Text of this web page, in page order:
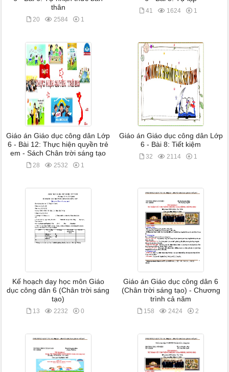
thân
20 2584 1
41 1624 1
Giáo án Giáo dục công dân Lớp
6 - Bài 12: Thực hiện quyền trẻ
em - Sách Chân trời sáng tạo
28 2532 1
Giáo án Giáo dục công dân Lớp
6 - Bài 8: Tiết kiệm
32 2114 1
Kế hoạch dạy học môn Giáo
dục công dân 6 (Chân trời sáng
tạo)
13 2232 0
Giáo án Giáo dục công dân 6
(Chân trời sáng tạo) - Chương
trình cả năm
158 2424 2